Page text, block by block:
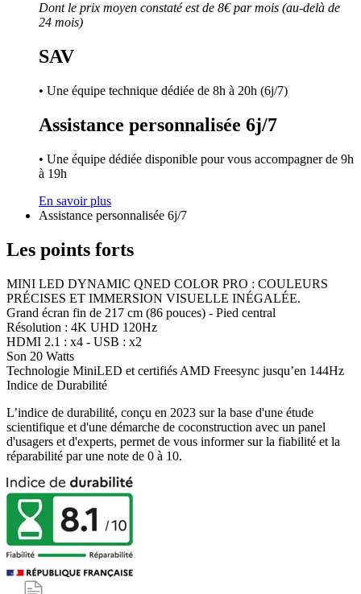
Dont le prix moyen constaté est de 8€ par mois (au-delà de
24 mois)
SAV
• Une équipe technique dédiée de 8h à 20h (6j/7)
Assistance personnalisée 6j/7
• Une équipe dédiée disponible pour vous accompagner de 9h
à 19h
En savoir plus
Assistance personnalisée 6j/7
Les points forts
MINI LED DYNAMIC QNED COLOR PRO : COULEURS
PRÉCISES ET IMMERSION VISUELLE INÉGALÉE.
Grand écran fin de 217 cm (86 pouces) - Pied central
Résolution : 4K UHD 120Hz
HDMI 2.1 : x4 - USB : x2
Son 20 Watts
Technologie MiniLED et certifiés AMD Freesync jusqu’en 144Hz
Indice de Durabilité
L’indice de durabilité, conçu en 2023 sur la base d'une étude
scientifique et d'une démarche de coconstruction avec un panel
d'usagers et d'experts, permet de vous informer sur la fiabilité et la
réparabilité par une note de 0 à 10.